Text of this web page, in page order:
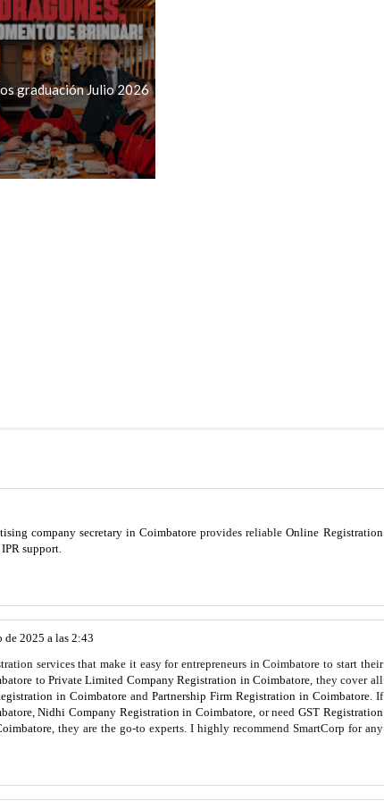
graduación Julio 2026
company secretary in Coimbatore provides reliableOnline Registration
IPR support.
de 2025 a las 2:43
services that make it easy for entrepreneurs in Coimbatore to start their
toPrivate Limited Company Registration in Coimbatore, they cover all
in Coimbatoreand Partnership Firm Registration in Coimbatore. If
,Nidhi Company Registration in Coimbatore, or need GST Registration
, they are the go-to experts. I highly recommend SmartCorp for any